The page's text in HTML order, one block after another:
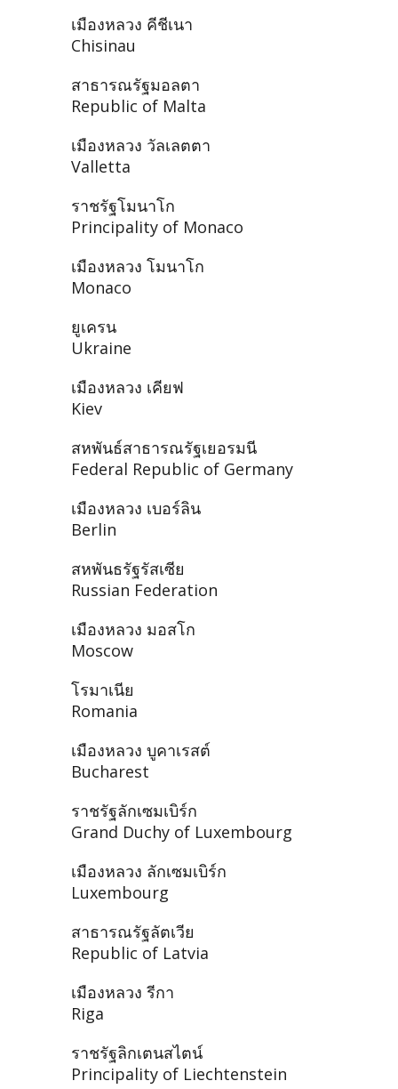
เมืองหลวง คีชีเนา
Chisinau
สาธารณรัฐมอลตา
Republic of Malta
เมืองหลวง วัลเลตตา
Valletta
ราชรัฐโมนาโก
Principality of Monaco
เมืองหลวง โมนาโก
Monaco
ยูเครน
Ukraine
เมืองหลวง เคียฟ
Kiev
สหพันธ์สาธารณรัฐเยอรมนี
Federal Republic of Germany
เมืองหลวง เบอร์ลิน
Berlin
สหพันธรัฐรัสเซีย
Russian Federation
เมืองหลวง มอสโก
Moscow
โรมาเนีย
Romania
เมืองหลวง บูคาเรสต์
Bucharest
ราชรัฐลักเซมเบิร์ก
Grand Duchy of Luxembourg
เมืองหลวง ลักเซมเบิร์ก
Luxembourg
สาธารณรัฐลัตเวีย
Republic of Latvia
เมืองหลวง รีกา
Riga
ราชรัฐลิกเตนสไตน์
Principality of Liechtenstein